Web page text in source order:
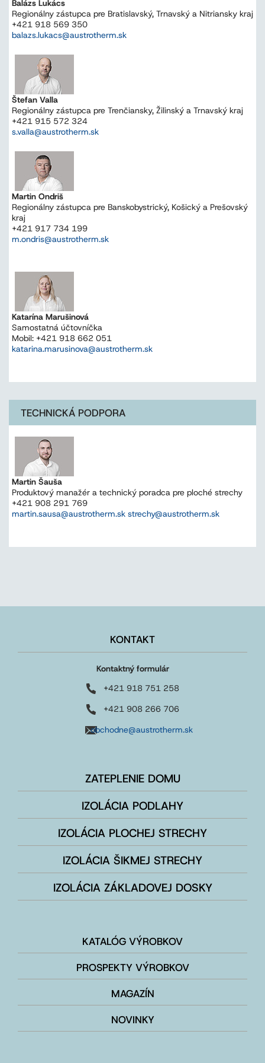
Balázs Lukács
Regionálny zástupca pre Bratislavský, Trnavský a Nitriansky kraj
+421 918 569 350
balazs.lukacs@austrotherm.sk
Štefan Valla
Regionálny zástupca pre Trenčiansky, Žilinský a Trnavský kraj
+421 915 572 324
s.valla@austrotherm.sk
Martin Ondriš
Regionálny zástupca pre Banskobystrický, Košický a Prešovský
kraj
+421 917 734 199
m.ondris@austrotherm.sk
Katarína Marušinová
Samostatná účtovníčka
Mobil: +421 918 662 051
katarina.marusinova@austrotherm.sk
TECHNICKÁ PODPORA
Martin Šauša
Produktový manažér a technický poradca pre ploché strechy
+421 908 291 769
martin.sausa@austrotherm.sk strechy@austrotherm.sk
KONTAKT
Kontaktný formulár
+421 918 751 258
+421 908 266 706
obchodne@austrotherm.sk
ZATEPLENIE DOMU
IZOLÁCIA PODLAHY
IZOLÁCIA PLOCHEJ STRECHY
IZOLÁCIA ŠIKMEJ STRECHY
IZOLÁCIA ZÁKLADOVEJ DOSKY
KATALÓG VÝROBKOV
PROSPEKTY VÝROBKOV
MAGAZÍN
NOVINKY